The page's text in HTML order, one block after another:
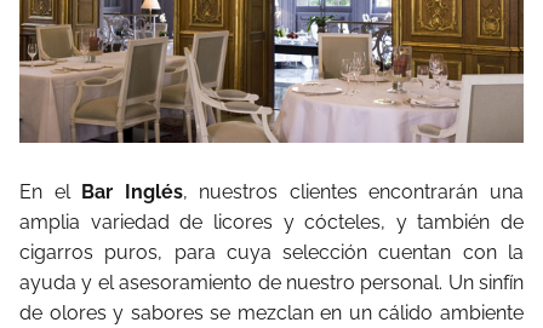
En elBar Inglés, nuestros clientes encontrarán una
amplia variedad de licores y cócteles, y también de
cigarros puros, para cuya selección cuentan con la
ayuda y el asesoramiento de nuestro personal. Un sinfín
de olores y sabores se mezclan en un cálido ambiente